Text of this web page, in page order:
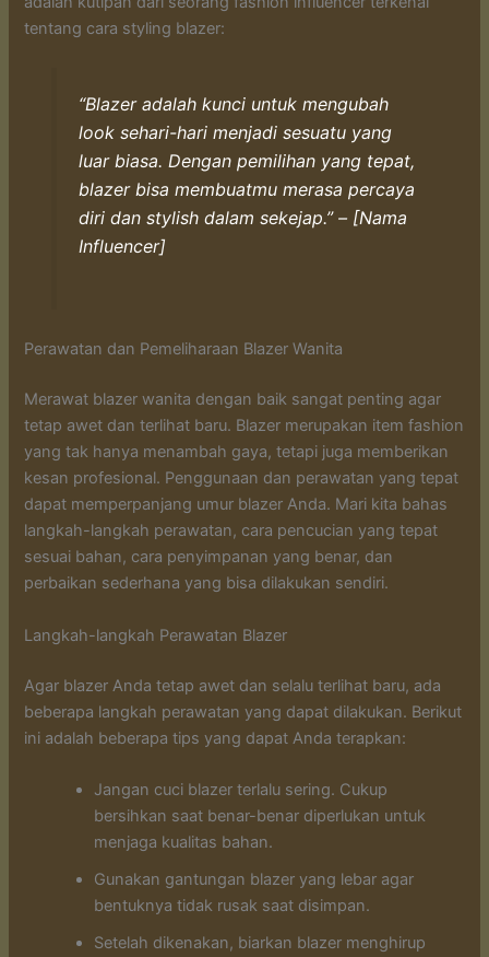
tentang cara styling blazer:
“Blazer adalah kunci untuk mengubah
look sehari-hari menjadi sesuatu yang
luar biasa. Dengan pemilihan yang tepat,
blazer bisa membuatmu merasa percaya
diri dan stylish dalam sekejap.” – [Nama
Influencer]
Perawatan dan Pemeliharaan Blazer Wanita
Merawat blazer wanita dengan baik sangat penting agar
tetap awet dan terlihat baru. Blazer merupakan item fashion
yang tak hanya menambah gaya, tetapi juga memberikan
kesan profesional. Penggunaan dan perawatan yang tepat
dapat memperpanjang umur blazer Anda. Mari kita bahas
langkah-langkah perawatan, cara pencucian yang tepat
sesuai bahan, cara penyimpanan yang benar, dan
perbaikan sederhana yang bisa dilakukan sendiri.
Langkah-langkah Perawatan Blazer
Agar blazer Anda tetap awet dan selalu terlihat baru, ada
beberapa langkah perawatan yang dapat dilakukan. Berikut
ini adalah beberapa tips yang dapat Anda terapkan:
Jangan cuci blazer terlalu sering. Cukup
bersihkan saat benar-benar diperlukan untuk
menjaga kualitas bahan.
Gunakan gantungan blazer yang lebar agar
bentuknya tidak rusak saat disimpan.
Setelah dikenakan, biarkan blazer menghirup